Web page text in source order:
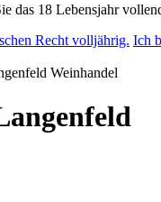
das 18 Lebensjahr
Recht volljährig. Ich